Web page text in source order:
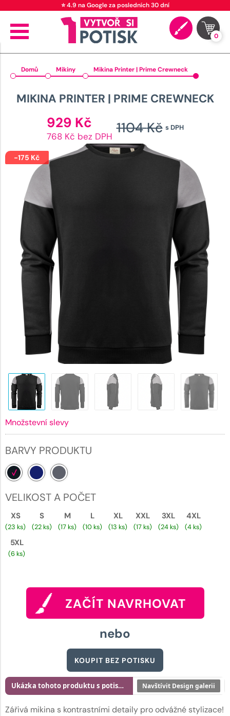
0
Domů Mikiny Mikina Printer | Prime Crewneck
MIKINA PRINTER | PRIME CREWNECK
s DPH
1104Kč
cena
byla:
1104
929 Kč cena
je:
929 Kč.
768 Kč bez DPH
-175 Kč
Množstevní slevy
BARVY PRODUKTU
VELIKOST A POČET
XS
(23 ks)
S
(22 ks)
M
(17 ks)
L
(10 ks)
XL
(13 ks)
XXL
(17 ks)
3XL
(24 ks)
4XL
(4 ks)
5XL
(6 ks)
ZAČÍT NAVRHOVAT
nebo
KOUPIT BEZ POTISKU
Zářivá mikina s kontrastními detaily pro odvážné stylizace!
Ukázka tohoto produktu s potiskem Navštívit Design galerii